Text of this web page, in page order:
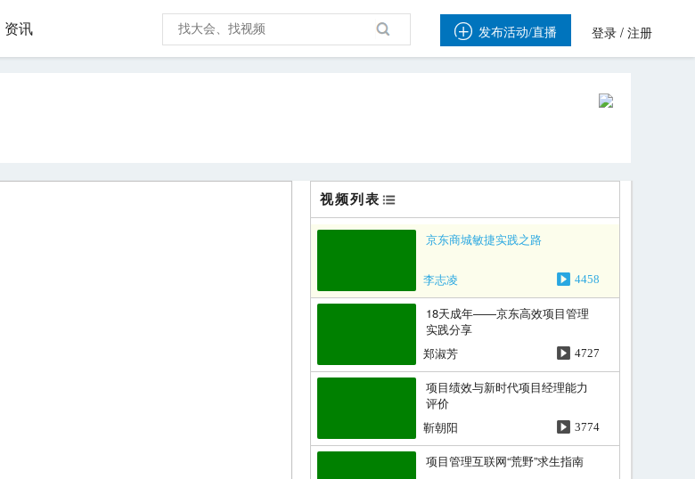
资讯  发布活动/直播 登录 / 注册
视频列表
京东商城敏捷实践之路
李志凌 4458
18天成年——京东高效项目管理
实践分享
郑淑芳
4727
项目绩效与新时代项目经理能力
评价
靳朝阳
3774
项目管理互联网“荒野”求生指南